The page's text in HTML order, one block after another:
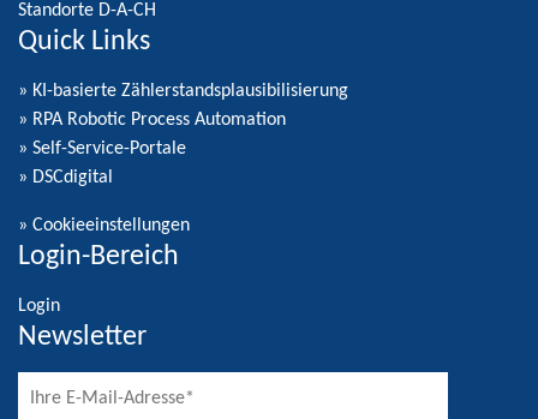
Standorte D-A-CH
Quick Links
» KI-basierte Zählerstandsplausibilisierung
» RPA Robotic Process Automation
» Self-Service-Portale
» DSCdigital
» Cookieeinstellungen
Login-Bereich
Login
Newsletter